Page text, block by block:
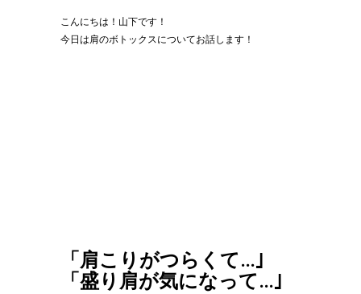
こんにちは！山下です！
今日は肩のボトックスについてお話します！
「肩こりがつらくて...｣
「盛り肩が気になって...｣